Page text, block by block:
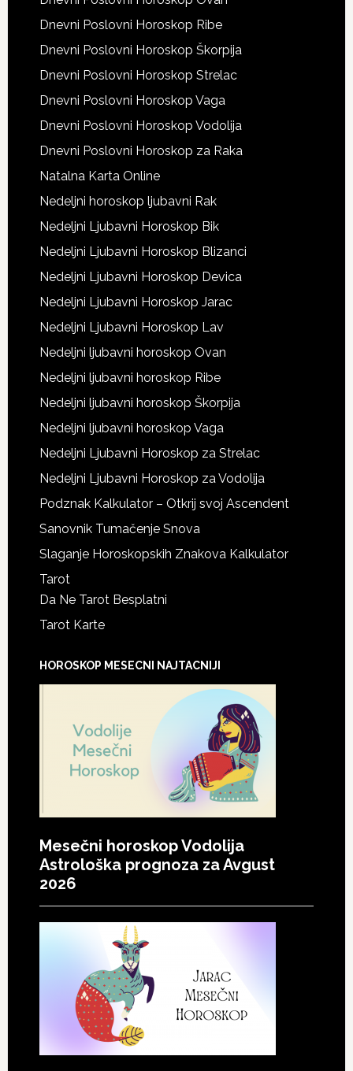
Dnevni Poslovni Horoskop Ribe
Dnevni Poslovni Horoskop Škorpija
Dnevni Poslovni Horoskop Strelac
Dnevni Poslovni Horoskop Vaga
Dnevni Poslovni Horoskop Vodolija
Dnevni Poslovni Horoskop za Raka
Natalna Karta Online
Nedeljni horoskop ljubavni Rak
Nedeljni Ljubavni Horoskop Bik
Nedeljni Ljubavni Horoskop Blizanci
Nedeljni Ljubavni Horoskop Devica
Nedeljni Ljubavni Horoskop Jarac
Nedeljni Ljubavni Horoskop Lav
Nedeljni ljubavni horoskop Ovan
Nedeljni ljubavni horoskop Ribe
Nedeljni ljubavni horoskop Škorpija
Nedeljni ljubavni horoskop Vaga
Nedeljni Ljubavni Horoskop za Strelac
Nedeljni Ljubavni Horoskop za Vodolija
Podznak Kalkulator – Otkrij svoj Ascendent
Sanovnik Tumačenje Snova
Slaganje Horoskopskih Znakova Kalkulator
Tarot
Da Ne Tarot Besplatni
Tarot Karte
HOROSKOP MESECNI NAJTACNIJI
Mesečni horoskop Vodolija
Astrološka prognoza za Avgust
2026